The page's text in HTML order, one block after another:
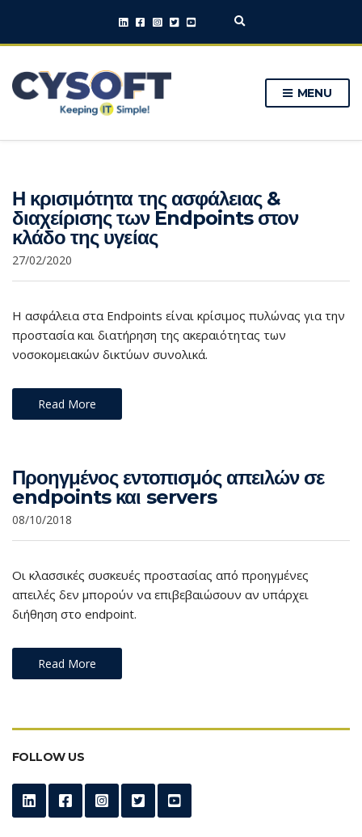
E
p
a
f
o
r
MENU
Η κρισιμότητα της ασφάλειας &
διαχείρισης των Endpoints στον
κλάδο της υγείας
27/02/2020
Η ασφάλεια στα Endpoints είναι κρίσιμος πυλώνας για την
προστασία και διατήρηση της ακεραιότητας των
νοσοκομειακών δικτύων συνολικά.
Read More
Προηγμένος εντοπισμός απειλών σε
endpoints και servers
08/10/2018
Οι κλασσικές συσκευές προστασίας από προηγμένες
απειλές δεν μπορούν να επιβεβαιώσουν αν υπάρχει
διήθηση στο endpoint.
Read More
FOLLOW US